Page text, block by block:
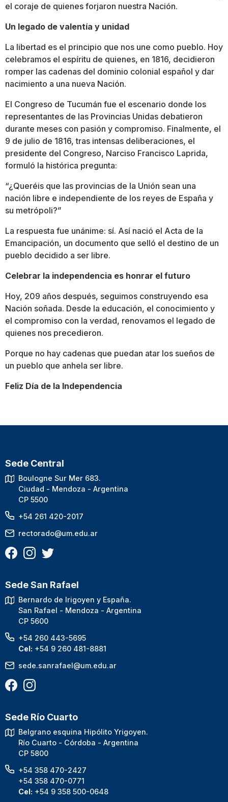
el coraje de quienes forjaron nuestra Nación.
Un legado de valentía y unidad
La libertad es el principio que nos une como pueblo. Hoy
celebramos el espíritu de quienes, en 1816, decidieron
romper las cadenas del dominio colonial español y dar
nacimiento a una nueva Nación.
El Congreso de Tucumán fue el escenario donde los
representantes de las Provincias Unidas debatieron
durante meses con pasión y compromiso. Finalmente, el
9 de julio de 1816, tras intensas deliberaciones, el
presidente del Congreso, Narciso Francisco Laprida,
formuló la histórica pregunta:
“¿Queréis que las provincias de la Unión sean una
nación libre e independiente de los reyes de España y
su metrópoli?”
La respuesta fue unánime: sí. Así nació el Acta de la
Emancipación, un documento que selló el destino de un
pueblo decidido a ser libre.
Celebrar la independencia es honrar el futuro
Hoy, 209 años después, seguimos construyendo esa
Nación soñada. Desde la educación, el conocimiento y
el compromiso con la verdad, renovamos el legado de
quienes nos precedieron.
Porque no hay cadenas que puedan atar los sueños de
un pueblo que anhela ser libre.
Feliz Día de la Independencia
Sede Central
Boulogne Sur Mer 683.
Ciudad - Mendoza - Argentina
CP 5500
+54 261 420-2017
rectorado@um.edu.ar
Sede San Rafael
Bernardo de Irigoyen y España.
San Rafael - Mendoza - Argentina
CP 5600
+54 260 443-5695
Cel: +54 9 260 481-8881
sede.sanrafael@um.edu.ar
Sede Río Cuarto
Belgrano esquina Hipólito Yrigoyen.
Río Cuarto - Córdoba - Argentina
CP 5800
+54 358 470-2427
+54 358 470-0771
Cel: +54 9 358 500-0648